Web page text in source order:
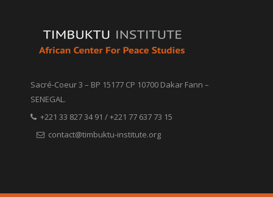
Sacré-Coeur 3 – BP 15177 CP 10700 Dakar Fann –
SENEGAL.
+221 33 827 34 91 / +221 77 637 73 15
contact@timbuktu-institute.org